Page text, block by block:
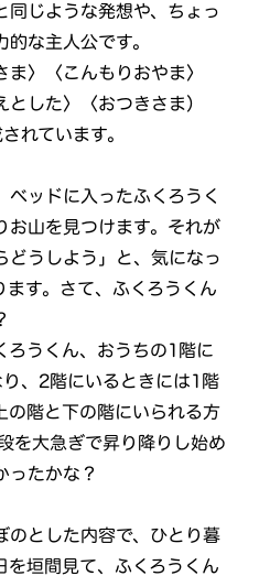
同じような発想や、ちょっ
な主人公です。
〉〈こんもりおやま〉
とした〉〈おつきさま）
れています。
ベッドに入ったふくろうく
お山を見つけます。それが
どうしよう」と、気になっ
ます。さて、ふくろうくん
ろうくん、おうちの1階に
、2階にいるときには1階
の階と下の階にいられる方
を大急ぎで昇り降りし始め
ったかな？
のとした内容で、ひとり暮
を垣間見て、ふくろうくん